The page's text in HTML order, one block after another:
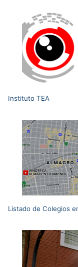
Instituto TEA
Listado de Colegios